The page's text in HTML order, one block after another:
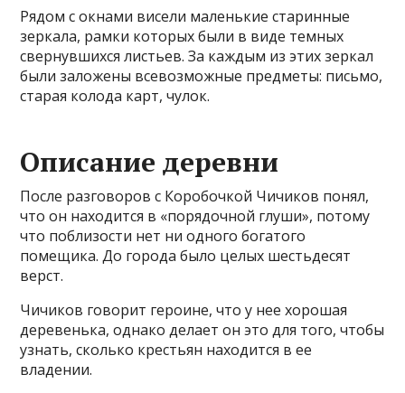
Рядом с окнами висели маленькие старинные
зеркала, рамки которых были в виде темных
свернувшихся листьев. За каждым из этих зеркал
были заложены всевозможные предметы: письмо,
старая колода карт, чулок.
Описание деревни
После разговоров с Коробочкой Чичиков понял,
что он находится в «порядочной глуши», потому
что поблизости нет ни одного богатого
помещика. До города было целых шестьдесят
верст.
Чичиков говорит героине, что у нее хорошая
деревенька, однако делает он это для того, чтобы
узнать, сколько крестьян находится в ее
владении.